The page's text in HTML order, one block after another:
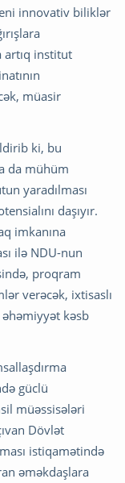
innovativ biliklər
artıq institut
müasir
ki, bu
da mühüm
yaradılması
daşıyır.
imkanına
ilə NDU-nun
proqram
verəcək, ixtisaslı
kəsb
güclü
müəssisələri
Dövlət
istiqamətində
əməkdaşlara